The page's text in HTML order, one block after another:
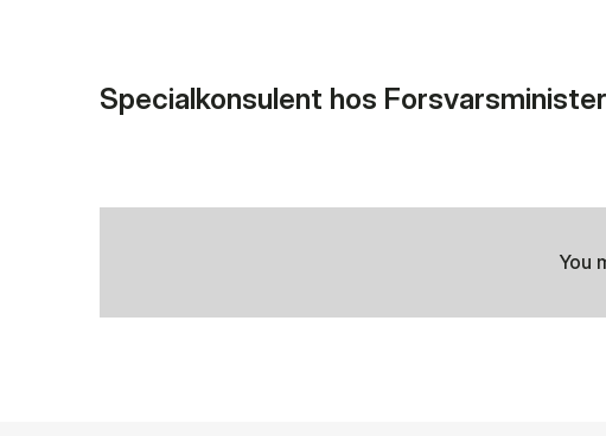
Specialkonsulent hos
You